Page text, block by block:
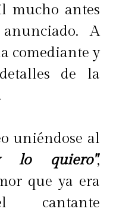
mucho antes
A
comediante y
de la
uniéndose al
quiero",
que ya era
cantante